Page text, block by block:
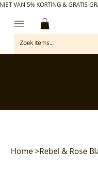
VAN 5% KORTING & GRATIS
Home>Rebel & Rose